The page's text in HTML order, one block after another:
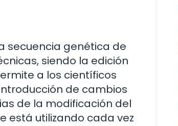
secuencia genética de
siendo la edición
a los científicos
de cambios
de la modificación del
está utilizando cada vez